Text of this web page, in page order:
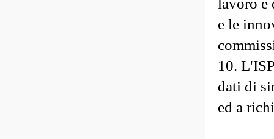
e le
10.
dati di
ed a